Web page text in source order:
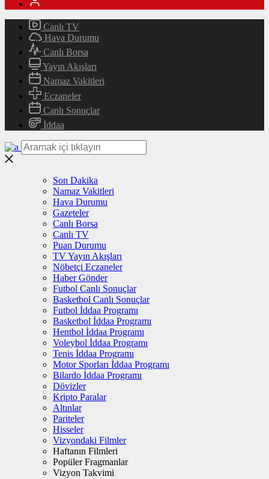
Canlı TV
Hava Durumu
Canlı Borsa
Yayın Akışları
Namaz Vakitleri
Eczaneler
Canlı Sonuçlar
İddaa
Son Dakika
Namaz Vakitleri
Hava Durumu
Gazeteler
Canlı Borsa
Canlı TV
Puan Durumu
TV Yayın Akışları
Nöbetçi Eczaneler
Haber Gönder
Futbol Canlı Sonuçlar
Basketbol Canlı Sonuçlar
Futbol İddaa Programı
Basketbol İddaa Programı
Hentbol İddaa Programı
Voleybol İddaa Programı
Tenis İddaa Programı
Motor Sporları İddaa Programı
Bilardo İddaa Programı
Dövizler
Kripto Paralar
Altınlar
Pariteler
Hisseler
Vizyondaki Filmler
Haftanın Filmleri
Popüler Fragmanlar
Vizyon Takvimi